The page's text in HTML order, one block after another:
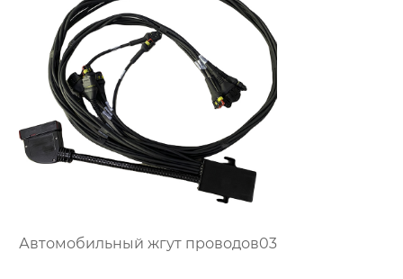
Автомобильный жгут проводов03